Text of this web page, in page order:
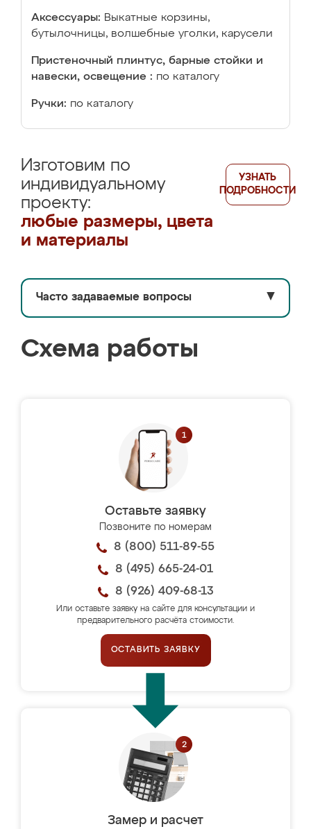
Аксессуары: Выкатные корзины,
бутылочницы, волшебные уголки, карусели
Пристеночный плинтус, барные стойки и
навески, освещение : по каталогу
Ручки: по каталогу
Изготовим по
индивидуальному
проекту:
любые размеры, цвета
и материалы
УЗНАТЬ
ПОДРОБНОСТИ
Часто задаваемые вопросы ▼
Схема работы
Оставьте заявку
Позвоните по номерам
8 (800) 511-89-55
8 (495) 665-24-01
8 (926) 409-68-13
Или оставьте заявку на сайте для консультации и
предварительного расчёта стоимости.
ОСТАВИТЬ ЗАЯВКУ
Замер и расчет